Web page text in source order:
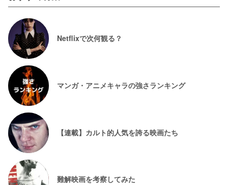
Netflixで次何観る？
マンガ・アニメキャラの強さランキング
【連載】カルト的人気を誇る映画たち
難解映画を考察してみた